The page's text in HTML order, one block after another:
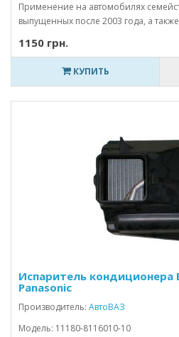
Применение на автомобилях
выпущенных после 2003 года, а
1150 грн.
КУПИТЬ
Испаритель кондиционера
Panasonic
Производитель: АвтоВАЗ
Модель: 11180-8116010-10